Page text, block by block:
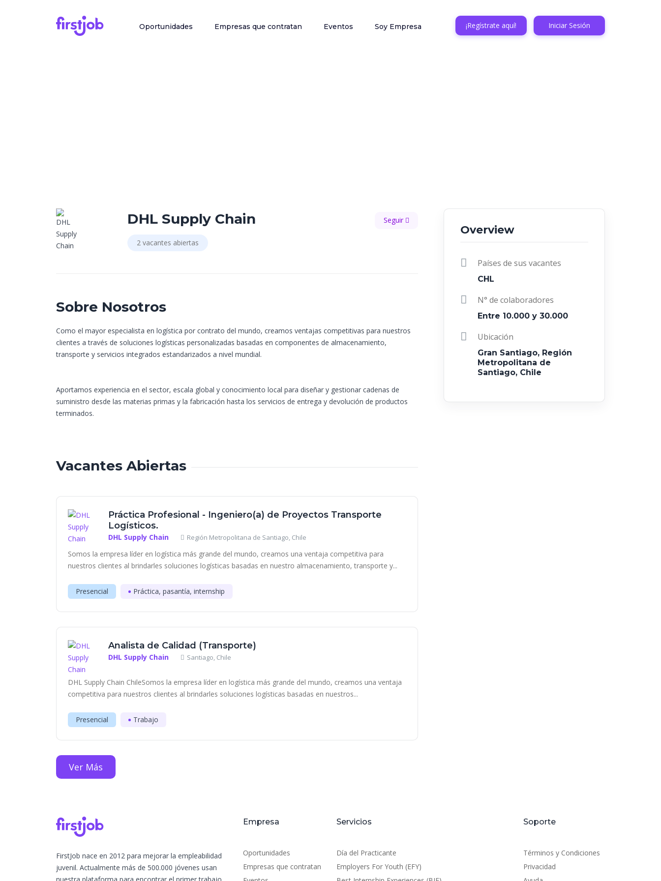
Oportunidades Empresas que contratan Eventos Soy Empresa ¡Regístrate aquí! Iniciar Sesión
DHL Supply Chain Seguir
2 vacantes abiertas
Sobre Nosotros
Como el mayor especialista en logística por contrato del mundo, creamos ventajas competitivas para nuestros
clientes a través de soluciones logísticas personalizadas basadas en componentes de almacenamiento,
transporte y servicios integrados estandarizados a nivel mundial.
Aportamos experiencia en el sector, escala global y conocimiento local para diseñar y gestionar cadenas de
suministro desde las materias primas y la fabricación hasta los servicios de entrega y devolución de productos
terminados.
Vacantes Abiertas
Práctica Profesional - Ingeniero(a) de Proyectos Transporte
Logísticos.
DHL Supply Chain Región Metropolitana de Santiago, Chile
Somos la empresa líder en logística más grande del mundo, creamos una ventaja competitiva para
nuestros clientes al brindarles soluciones logísticas basadas en nuestro almacenamiento, transporte y...
Presencial Práctica, pasantía, internship
Analista de Calidad (Transporte)
DHL Supply Chain Santiago, Chile
DHL Supply Chain ChileSomos la empresa líder en logística más grande del mundo, creamos una ventaja
competitiva para nuestros clientes al brindarles soluciones logísticas basadas en nuestros...
Presencial Trabajo
Ver Más
Overview
Países de sus vacantes
CHL
N° de colaboradores
Entre 10.000 y 30.000
Ubicación
Gran Santiago, Región
Metropolitana de
Santiago, Chile
FirstJob nace en 2012 para mejorar la empleabilidad
juvenil. Actualmente más de 500.000 jóvenes usan
Empresa
Oportunidades
Empresas que contratan
Servicios
Día del Practicante
Employers For Youth (EFY)
Soporte
Términos y Condiciones
Privacidad